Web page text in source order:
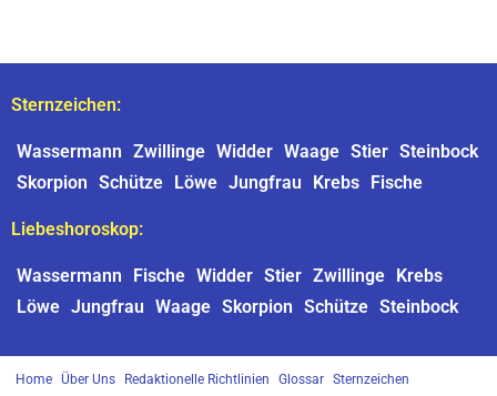
Sternzeichen:
Wassermann Zwillinge Widder Waage Stier Steinbock
Skorpion Schütze Löwe Jungfrau Krebs Fische
Liebeshoroskop:
Wassermann Fische Widder Stier Zwillinge Krebs
Löwe Jungfrau Waage Skorpion Schütze Steinbock
Home Über Uns Redaktionelle Richtlinien Glossar Sternzeichen